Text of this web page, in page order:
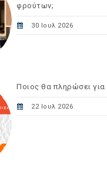
φρούτων;
30 Ιουλ 2026
Ποιος θα πληρώσει
22 Ιουλ 2026